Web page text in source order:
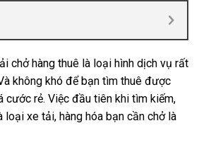
chở hàng thuê là loại hình dịch vụ rất
không khó để bạn tìm thuê được
cước rẻ. Việc đầu tiên khi tìm kiếm,
loại xe tải, hàng hóa bạn cần chở là